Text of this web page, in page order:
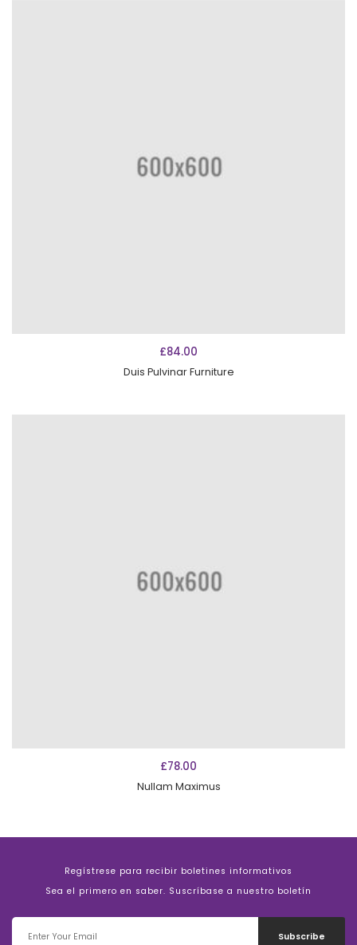
£84.00
Duis Pulvinar Furniture
£78.00
Nullam Maximus
Regístrese para recibir boletines informativos
Sea el primero en saber. Suscríbase a nuestro boletín
Subscribe